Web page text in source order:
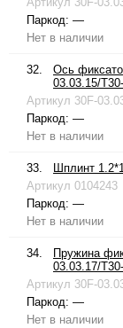
Паркод: —
Нет в наличии
32.
Ось
03.03.15/
Артикул 30F-
Паркод: —
Нет в наличии
33.
Шплинт
Артикул 0104243
Паркод: —
Нет в наличии
34.
Пружина
03.03.17/
Артикул 30F-
Паркод: —
Нет в наличии